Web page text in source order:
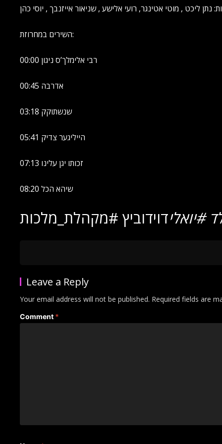
נתן ליכט , מוטי אטינגר, רועי אלישע , שניאור אייזנבך , יוסי כהן
השירים במחרוזת:
00:00 רבי אלימלך’ס ניגון
00:45 אדרבה
03:18 שנשתוקק
05:41 הייליגער צדיק
07:13 זכותו יגן עלינו
08:20 שיהא הכל
#יואלידוידוביץ #מקהלת_מלכות
Leave a Reply
Your email address will not be published. Required fields are
Comment *